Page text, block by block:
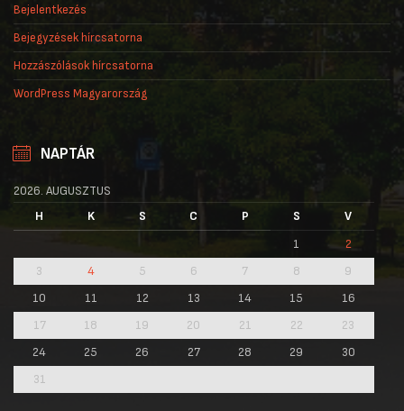
Bejelentkezés
Bejegyzések hírcsatorna
Hozzászólások hírcsatorna
WordPress Magyarország
NAPTÁR
2026. AUGUSZTUS
H
K S C P S
V
1
2
3
4 5 6 7 8
9
10
11 12 13 14 15
16
17
18 19 20 21 22
23
24
25 26 27 28 29
30
31